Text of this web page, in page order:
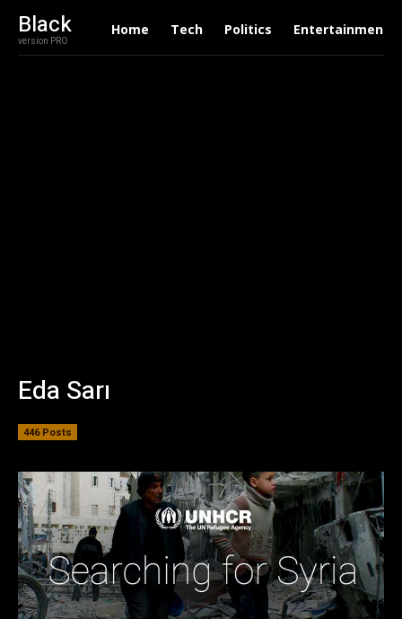
Black
version PRO
Home Tech Politics Entertainment
Eda Sarı
446 Posts